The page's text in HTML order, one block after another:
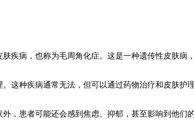
疾病，也称为毛周角化症。这是一种遗传性皮肤
这种疾病通常无法，但可以通过药物治疗和皮肤
，患者可能还会感到焦虑、抑郁，甚至影响到他